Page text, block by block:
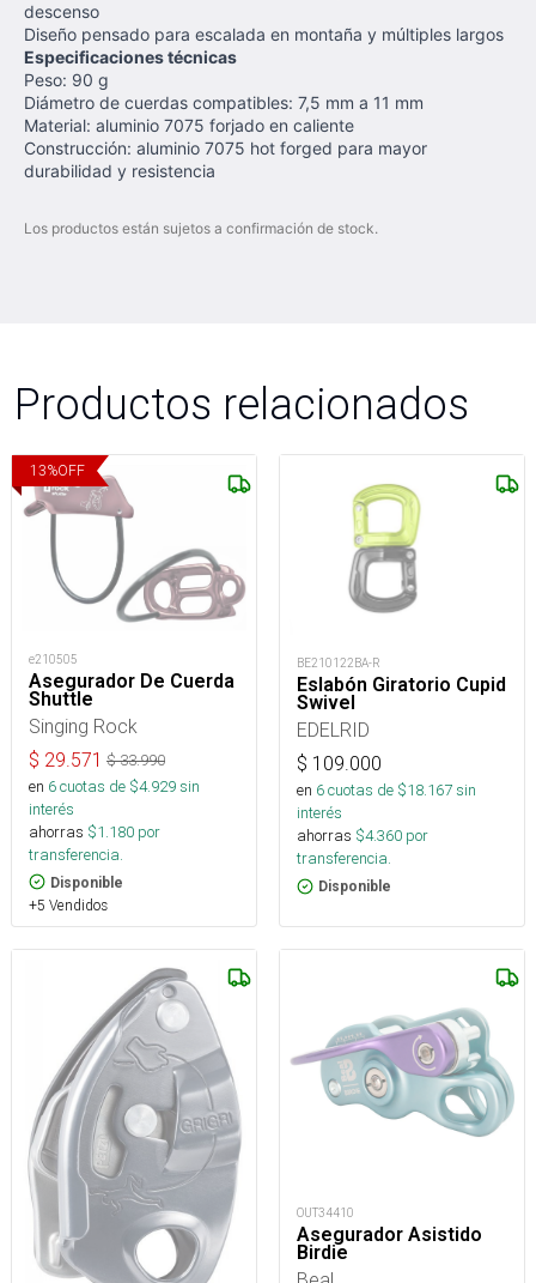
descenso
Diseño pensado para escalada en montaña y múltiples largos
Especificaciones técnicas
Peso: 90 g
Diámetro de cuerdas compatibles: 7,5 mm a 11 mm
Material: aluminio 7075 forjado en caliente
Construcción: aluminio 7075 hot forged para mayor
durabilidad y resistencia
Los productos están sujetos a confirmación de stock.
Productos relacionados
13%OFF
e210505
Asegurador De Cuerda
Shuttle
Singing Rock
$ 29.571 $33.990
en 6cuotas de $4.929sin
interés
ahorras $1.180 por
transferencia.
Disponible
+5 Vendidos
BE210122BA-R
Eslabón Giratorio Cupid
Swivel
EDELRID
$ 109.000
en 6cuotas de $18.167sin
interés
ahorras $4.360 por
transferencia.
Disponible
OUT34410
Asegurador Asistido
Birdie